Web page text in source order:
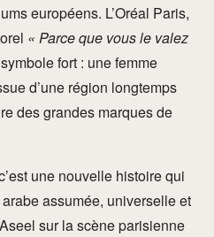
européens. L’Oréal Paris,
« Parce que vous le valez
fort : une femme
d’une région longtemps
des grandes marques de
une nouvelle histoire qui
arabe assumée, universelle et
sur la scène parisienne